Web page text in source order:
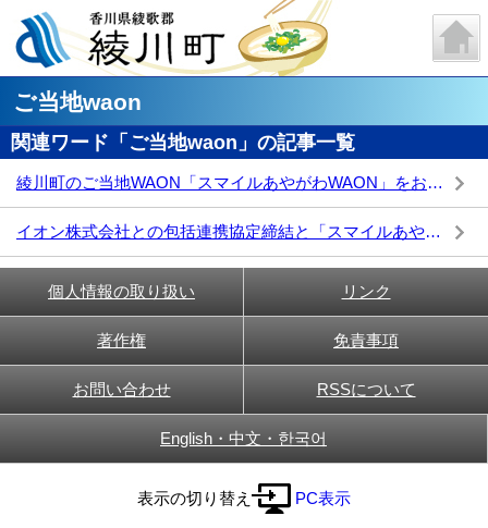
ご当地waon
関連ワード「ご当地waon」の記事一覧
綾川町のご当地WAON「スマイルあやがわWAON」をお買い物にご利用ください
イオン株式会社との包括連携協定締結と「スマイルあやがわWAON」発行！
個人情報の取り扱い リンク
著作権 免責事項
お問い合わせ RSSについて
English・中文・한국어
表示の切り替え PC表示